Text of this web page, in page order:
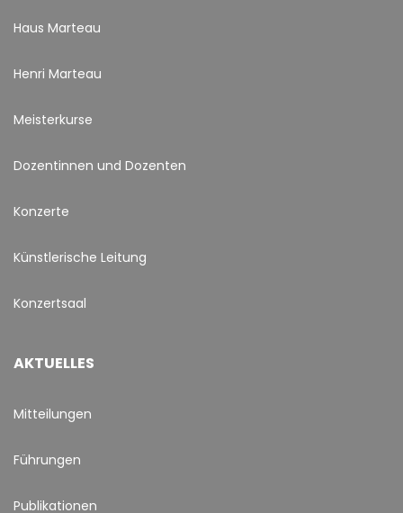
Haus Marteau
Henri Marteau
Meisterkurse
Dozentinnen und Dozenten
Konzerte
Künstlerische Leitung
Konzertsaal
AKTUELLES
Mitteilungen
Führungen
Publikationen